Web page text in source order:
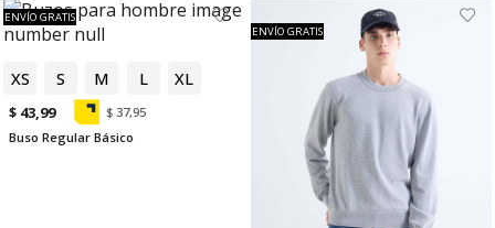
XS S M L XL
ENVÍO GRATIS
$ 43,99
$ 37,95
Buso Regular Básico
ENVÍO GRATIS